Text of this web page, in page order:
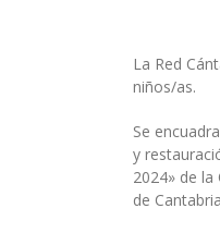
La Red
niños/as.
Se
y
2024» de
de